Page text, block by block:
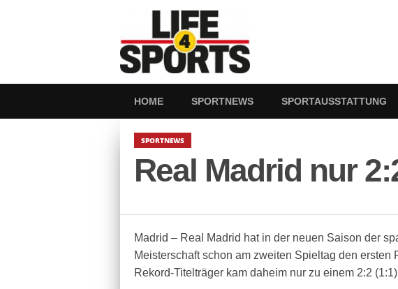
HOME SPORTNEWS SPORTAUSSTATTUNG
SPORTNEWS
Real Madrid nur
Madrid – Real Madrid hat in der neuen Saison der
Meisterschaft schon am zweiten Spieltag den ersten
Rekord-Titelträger kam daheim nur zu einem 2:2